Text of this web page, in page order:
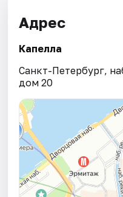
Адрес
Капелла
Санкт-Петербург,
дом 20